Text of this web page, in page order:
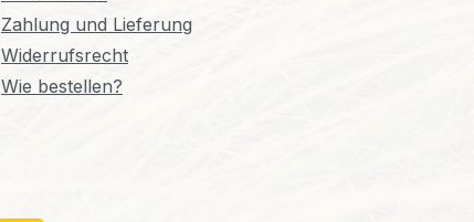
Zahlung und Lieferung
Widerrufsrecht
Wie bestellen?